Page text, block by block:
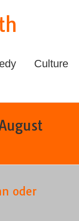
Culture
oder